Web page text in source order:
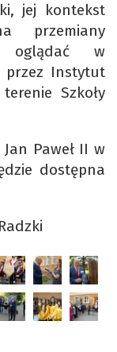
jej kontekst
przemiany
oglądać w
przez Instytut
Szkoły
Paweł II w
dostępna